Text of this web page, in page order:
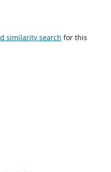
similarity search for this